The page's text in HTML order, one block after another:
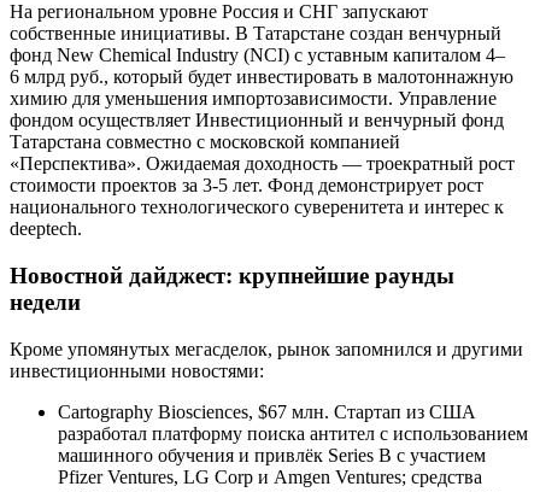
На региональном уровне Россия и СНГ запускают
собственные инициативы. В Татарстане создан венчурный
фонд New Chemical Industry (NCI) с уставным капиталом 4–
6 млрд руб., который будет инвестировать в малотоннажную
химию для уменьшения импортозависимости. Управление
фондом осуществляет Инвестиционный и венчурный фонд
Татарстана совместно с московской компанией
«Перспектива». Ожидаемая доходность — троекратный рост
стоимости проектов за 3‑5 лет. Фонд демонстрирует рост
национального технологического суверенитета и интерес к
deeptech.
Новостной дайджест: крупнейшие раунды
недели
Кроме упомянутых мегасделок, рынок запомнился и другими
инвестиционными новостями:
Cartography Biosciences, $67 млн. Стартап из США
разработал платформу поиска антител с использованием
машинного обучения и привлёк Series B с участием
Pfizer Ventures, LG Corp и Amgen Ventures; средства